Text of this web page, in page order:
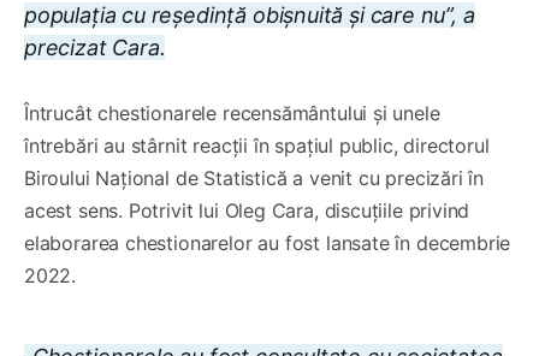
populația cu reședință obișnuită și care nu”, a
precizat Cara.
Întrucât chestionarele recensământului și unele
întrebări au stârnit reacții în spațiul public, directorul
Biroului Național de Statistică a venit cu precizări în
acest sens. Potrivit lui Oleg Cara, discuțiile privind
elaborarea chestionarelor au fost lansate în decembrie
2022.